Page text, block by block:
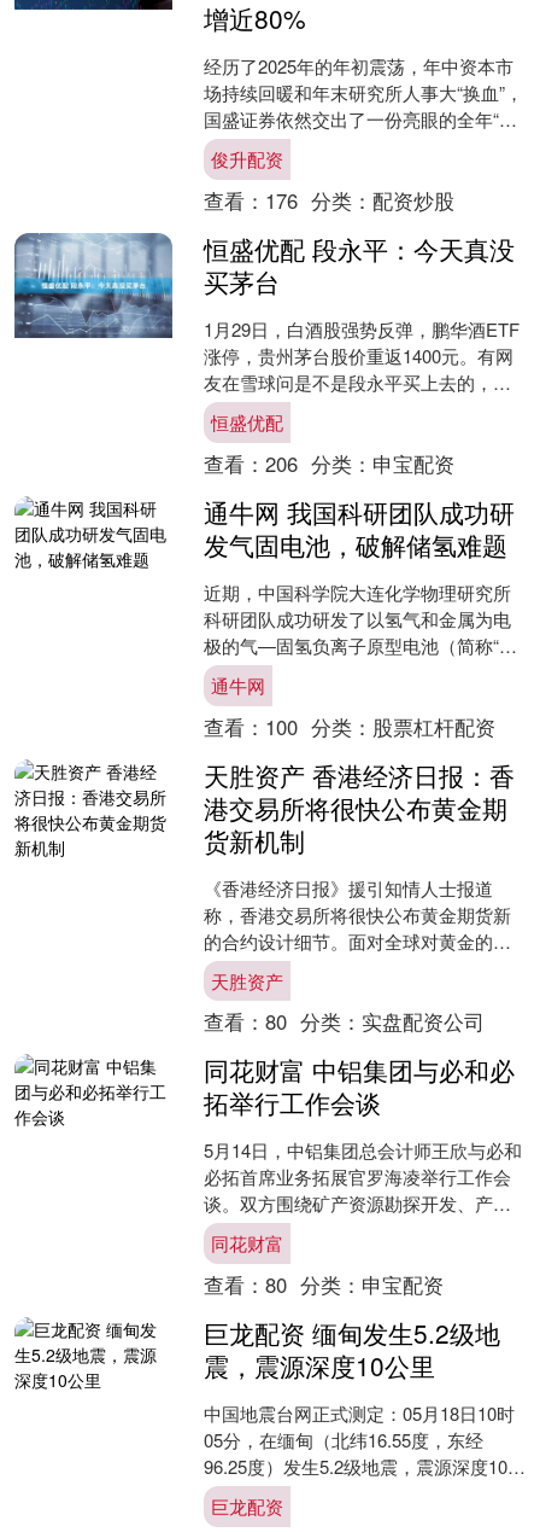
增近80%
经历了2025年的年初震荡，年中资本市
场持续回暖和年末研究所人事大“换血”，
国盛证券依然交出了一份亮眼的全年“成
绩单” 1月30日，国盛证券披露2025年度
业绩....
俊升配资
查看： 176 分类： 配资炒股
恒盛优配 段永平：今天真没
买茅台
1月29日，白酒股强势反弹，鹏华酒ETF
涨停，贵州茅台股价重返1400元。有网
友在雪球问是不是段永平买上去的，段
永平表示：“今天真没买。”不过，1月29
日更早些....
恒盛优配
查看： 206 分类： 申宝配资
通牛网 我国科研团队成功研
发气固电池，破解储氢难题
近期，中国科学院大连化学物理研究所
科研团队成功研发了以氢气和金属为电
极的气—固氢负离子原型电池（简称“气
固电池”），通过“氢电共储”模式，为常
温常压高效储氢提供....
通牛网
查看： 100 分类： 股票杠杆配资
天胜资产 香港经济日报：香
港交易所将很快公布黄金期
货新机制
《香港经济日报》援引知情人士报道
称，香港交易所将很快公布黄金期货新
的合约设计细节。面对全球对黄金的需
求，以及来自新加坡的竞争，香港交易
所一直在积极推进重启黄金期....
天胜资产
查看： 80 分类： 实盘配资公司
同花财富 中铝集团与必和必
拓举行工作会谈
5月14日，中铝集团总会计师王欣与必和
必拓首席业务拓展官罗海凌举行工作会
谈。双方围绕矿产资源勘探开发、产业
协同共建等议题深入交换意见。王欣表
示，中铝集团愿携手必....
同花财富
查看： 80 分类： 申宝配资
巨龙配资 缅甸发生5.2级地
震，震源深度10公里
中国地震台网正式测定：05月18日10时
05分，在缅甸（北纬16.55度，东经
96.25度）发生5.2级地震，震源深度10公
里。....
巨龙配资